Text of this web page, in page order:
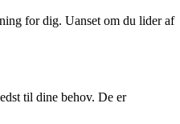
for dig. Uanset om du lider af
til dine behov. De er